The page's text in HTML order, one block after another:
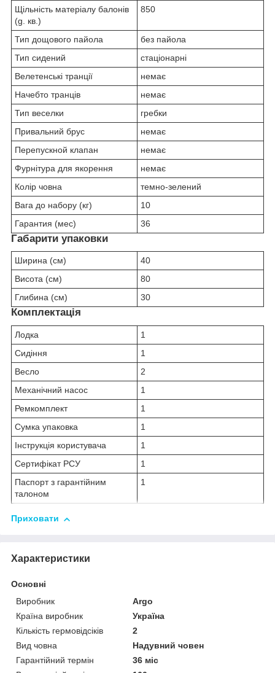
Щільність матеріалу балонів
(g. кв.)
850
Тип дощового пайола
без пайола
Тип сидений
стаціонарні
Велетенські транції
немає
Начебто транців
немає
Тип веселки
гребки
Привальний брус
немає
Перепускной клапан
немає
Фурнітура для якорення
немає
Колір човна
темно-зелений
Вага до набору (кг)
10
Гарантия (мес)
36
Габарити упаковки
Ширина (см)
40
Висота (см)
80
Глибина (см)
30
Комплектація
Лодка
1
Сидіння
1
Весло
2
Механічний насос
1
Ремкомплект
1
Сумка упаковка
1
Інструкція користувача
1
Сертифікат РСУ
1
Паспорт з гарантійним
талоном
1
Приховати
Характеристики
Основні
Виробник
Argo
Країна виробник
Україна
Кількість гермовідсіків
2
Вид човна
Надувний човен
Гарантійний термін
36 міс